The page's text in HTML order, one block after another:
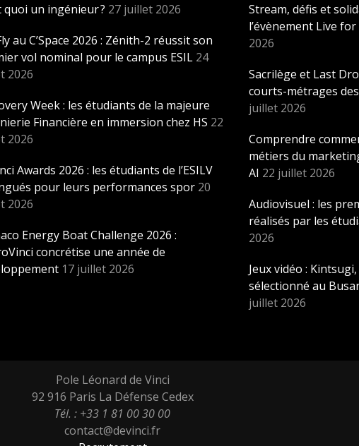
quoi un ingénieur ? 27 juillet 2026
au C’Space 2026 : Zénith-2 réussit son
vol nominal pour le campus ESIL 24
2026
Week : les étudiants de la majeure
Financière en immersion chez HS 22
2026
Awards 2026 : les étudiants de l’ESILV
pour leurs performances spor 20
2026
Energy Boat Challenge 2026 :
concrétise une année de
17 juillet 2026
Stream, défis et
l’évènement Live
2026
Sacrilège et Last
courts-métrages
juillet 2026
Comprendre
métiers du
AI 22 juillet 2026
Audiovisuel : les
réalisés par les
2026
Jeux vidéo :
sélectionné au
juillet 2026
Pole Léonard de Vinci
92 916 Paris La Défense Cedex
Tél. : +33 1 81 00 30 00
contact@devinci.fr